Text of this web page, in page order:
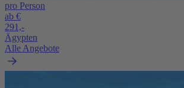
pro Person
ab €
291,-
Ägypten
Alle Angebote